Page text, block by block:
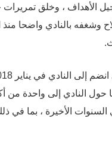
الأهداف ، وخلق
وشغفه بالنادي واضحا منذ
حول النادي إلى واحدة من